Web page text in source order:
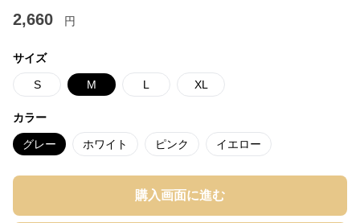
2,660 円
サイズ
S M L XL
カラー
グレー ホワイト ピンク イエロー
購入画面に進む